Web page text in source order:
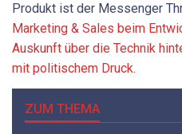
Produkt ist der Messenger
Marketing & Sales beim
Auskunft über die Technik
mit politischem Druck.
ZUM THEMA